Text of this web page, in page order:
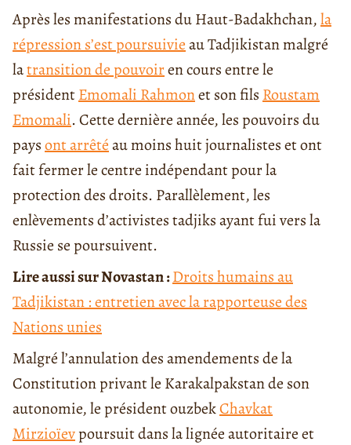
Après les manifestations du Haut-Badakhchan,la
répression s’est poursuivieau Tadjikistan malgré
latransition de pouvoiren cours entre le
présidentEmomali Rahmonet son fils Roustam
Emomali. Cette dernière année, les pouvoirs du
paysont arrêtéau moins huit journalistes et ont
fait fermer le centre indépendant pour la
protection des droits. Parallèlement, les
enlèvements d’activistes tadjiks ayant fui vers la
Russie se poursuivent.
Lire aussi sur Novastan :Droits humains au
Tadjikistan : entretien avec la rapporteuse des
Nations unies
Malgré l’annulation des amendements de la
Constitution privant le Karakalpakstan de son
autonomie, le président ouzbekChavkat
Mirzioïevpoursuit dans la lignée autoritaire et